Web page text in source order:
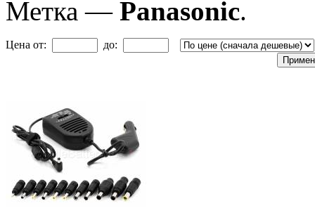
Метка — Panasonic.
Цена от: до: